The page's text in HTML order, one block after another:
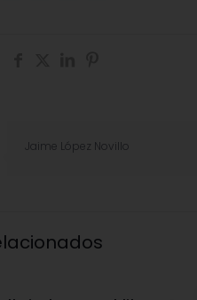
Jaime López Novillo